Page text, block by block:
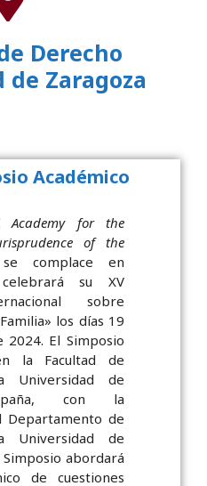
Derecho
Zaragoza
Académico
Academy for the
of the
complace en
su XV
sobre
los días 19
El Simposio
la Facultad de
Universidad de
con la
Departamento de
Universidad de
abordará
de cuestiones